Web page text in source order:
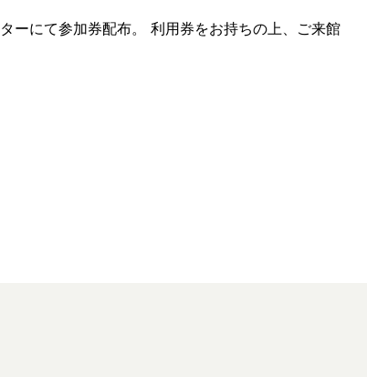
ーにて参加券配布。 利用券をお持ちの上、ご来館